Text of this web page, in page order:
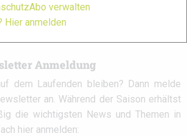
instagramyoutubeuser-
Anmeldung
dem Laufenden bleiben? Dann melde
an. Während der Saison erhältst
die wichtigsten News und Themen in
hier anmelden:
Abo verwalten
Hier anmelden